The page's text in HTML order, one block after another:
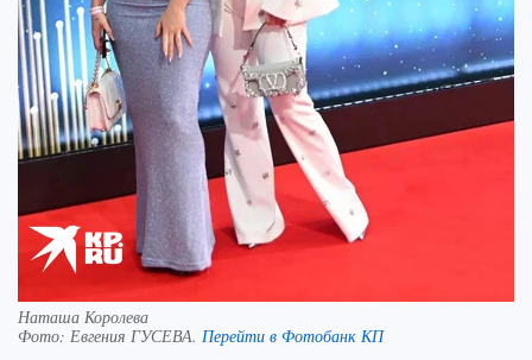
Наташа Королева
Фото: Евгения ГУСЕВА. Перейти в Фотобанк КП